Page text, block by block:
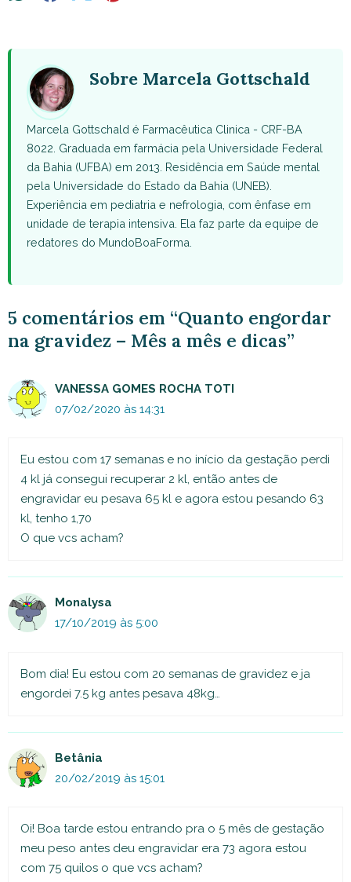
Sobre Marcela Gottschald
Marcela Gottschald é Farmacêutica Clinica - CRF-BA
8022. Graduada em farmácia pela Universidade Federal
da Bahia (UFBA) em 2013. Residência em Saúde mental
pela Universidade do Estado da Bahia (UNEB).
Experiência em pediatria e nefrologia, com ênfase em
unidade de terapia intensiva. Ela faz parte da equipe de
redatores do MundoBoaForma.
5 comentários em “Quanto engordar
na gravidez – Mês a mês e dicas”
VANESSA GOMES ROCHA TOTI
07/02/2020 às 14:31
Eu estou com 17 semanas e no início da gestação perdi
4 kl já consegui recuperar 2 kl, então antes de
engravidar eu pesava 65 kl e agora estou pesando 63
kl, tenho 1,70
O que vcs acham?
Monalysa
17/10/2019 às 5:00
Bom dia! Eu estou com 20 semanas de gravidez e ja
engordei 7.5 kg antes pesava 48kg…
Betânia
20/02/2019 às 15:01
Oi! Boa tarde estou entrando pra o 5 mês de gestação
meu peso antes deu engravidar era 73 agora estou
com 75 quilos o que vcs acham?